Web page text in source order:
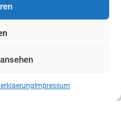
Impressum